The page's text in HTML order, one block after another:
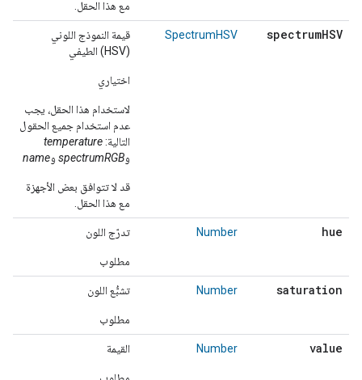
مع هذا الحقل.
spectrumHSV
SpectrumHSV
قيمة النموذج اللوني
(HSV) الطيفي
اختياري
لاستخدام هذا الحقل، يجب
عدم استخدام جميع الحقول
التالية:temperature
وspectrumRGB وname
قد لا تتوافق بعض الأجهزة
مع هذا الحقل.
hue
Number تدرّج اللون
مطلوب
saturation
Number تشبُّع اللون
مطلوب
value
Number القيمة